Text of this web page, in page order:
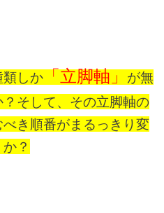
類しか「立脚軸」が無
そして、その立脚軸の
き順番がまるっきり変
？